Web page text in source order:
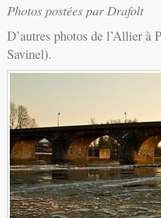
Photos postées par Drafolt
D’autres photos de l’Allier à
Savinel).